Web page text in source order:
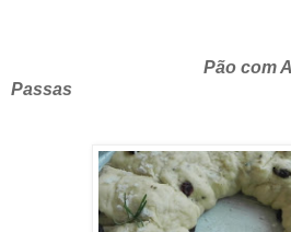
Pão com
Passas